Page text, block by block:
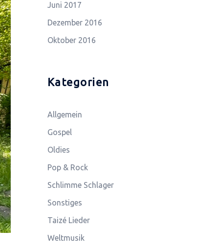
Juni 2017
Dezember 2016
Oktober 2016
Kategorien
Allgemein
Gospel
Oldies
Pop & Rock
Schlimme Schlager
Sonstiges
Taizé Lieder
Weltmusik